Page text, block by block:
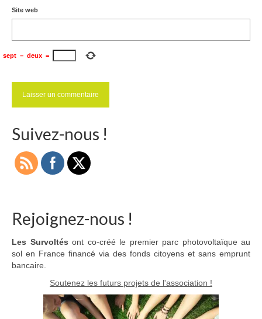
Site web
sept − deux =
Suivez-nous !
Rejoignez-nous !
Les Survoltés ont co-créé le premier parc photovoltaïque au
sol en France financé via des fonds citoyens et sans emprunt
bancaire.
Soutenez les futurs projets de l'association !